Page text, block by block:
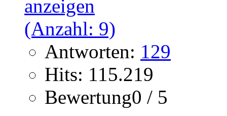
Antworten: 129
Hits: 115.219
Bewertung0 / 5